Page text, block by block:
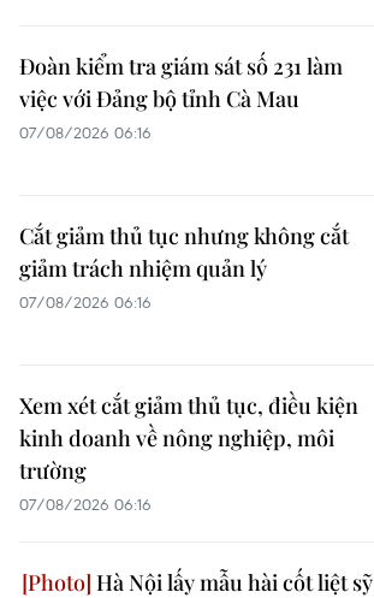
Đoàn kiểm tra giám sát số 231 làm
việc với Đảng bộ tỉnh Cà Mau
07/08/2026 06:16
Cắt giảm thủ tục nhưng không cắt
giảm trách nhiệm quản lý
07/08/2026 06:16
Xem xét cắt giảm thủ tục, điều kiện
kinh doanh về nông nghiệp, môi
trường
07/08/2026 06:16
Hà Nội lấy mẫu hài cốt liệt sỹ